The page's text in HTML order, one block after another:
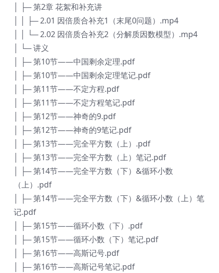
│ ├─ 第2章 花絮和补充讲
│ │ ├─ 2.01 因倍质合补充1（末尾0问题）.mp4
│ │ └─ 2.02 因倍质合补充2（分解质因数模型）.mp4
│ └─ 讲义
│ ├─ 第10节——中国剩余定理.pdf
│ ├─ 第10节——中国剩余定理笔记.pdf
│ ├─ 第11节——不定方程.pdf
│ ├─ 第11节——不定方程笔记.pdf
│ ├─ 第12节——神奇的9.pdf
│ ├─ 第12节——神奇的9笔记.pdf
│ ├─ 第13节——完全平方数（上）.pdf
│ ├─ 第13节——完全平方数（上）笔记.pdf
│ ├─ 第14节——完全平方数（下）&循环小数
（上）.pdf
│ ├─ 第14节——完全平方数（下）&循环小数（上）笔
记.pdf
│ ├─ 第15节——循环小数（下）.pdf
│ ├─ 第15节——循环小数（下）笔记.pdf
│ ├─ 第16节——高斯记号.pdf
│ ├─ 第16节——高斯记号笔记.pdf